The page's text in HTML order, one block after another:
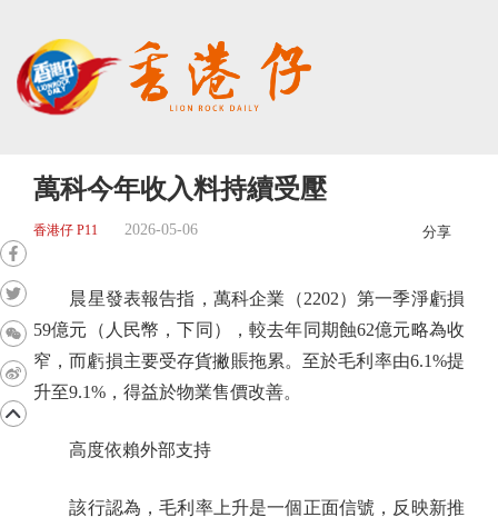
萬科今年收入料持續受壓
香港仔 P11 2026-05-06 分享
晨星發表報告指，萬科企業（2202）第一季淨虧損
59億元（人民幣，下同），較去年同期蝕62億元略為收
窄，而虧損主要受存貨撇賬拖累。至於毛利率由6.1%提
升至9.1%，得益於物業售價改善。
高度依賴外部支持
該行認為，毛利率上升是一個正面信號，反映新推